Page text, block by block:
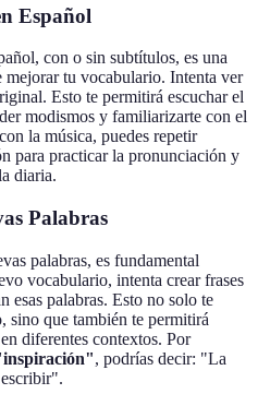
Español
con o sin subtítulos, es una
tu vocabulario. Intenta ver
Esto te permitirá escuchar el
modismos y familiarizarte con el
la música, puedes repetir
para practicar la pronunciación y
diaria.
Palabras
palabras, es fundamental
vocabulario, intenta crear frases
esas palabras. Esto no solo te
sino que también te permitirá
diferentes contextos. Por
, podrías decir: "La